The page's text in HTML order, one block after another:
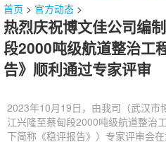
首页 > 官方动态 >
热烈庆祝博文佳公司编
段2000吨级航道整治工
告》顺利通过专家评审
2023年10月19日，由我司（武汉市
江兴隆至蔡甸段2000吨级航道整治
下简称《稳评报告》）专家评审会